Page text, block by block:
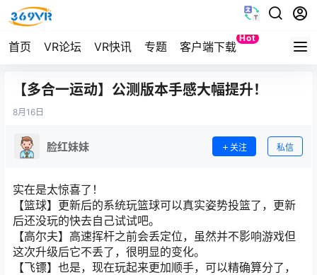
首页 VR论坛 VR快讯 专题 客户端下载
Hot
Quest
【多合一运动】公测版本手感大幅提升！
8月 16日
脸红妹妹 关注 私信
实在是太惊喜了！
【篮球】更新后的系统玩篮球可以真实姿势投篮了，更新
后还没玩的快去自己试试吧。
【高尔夫】高速挥杆之前会丢定位，虽然并不影响游戏但
这次升级后它不丢了，很明显的变化。
【飞镖】也是，现在玩起来更加顺手，可以精确算分了，